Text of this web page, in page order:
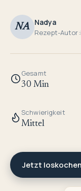
NA Nadya
Rezept-
Gesamt
30 Min
Schwierigkeit
Mittel
Jetzt loskochen